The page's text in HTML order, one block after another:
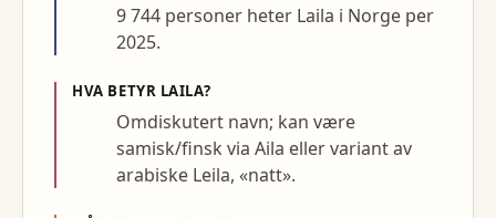
9 744 personer heter Laila i Norge per
2025.
HVA BETYR LAILA?
Omdiskutert navn; kan være
samisk/finsk via Aila eller variant av
arabiske Leila, «natt».